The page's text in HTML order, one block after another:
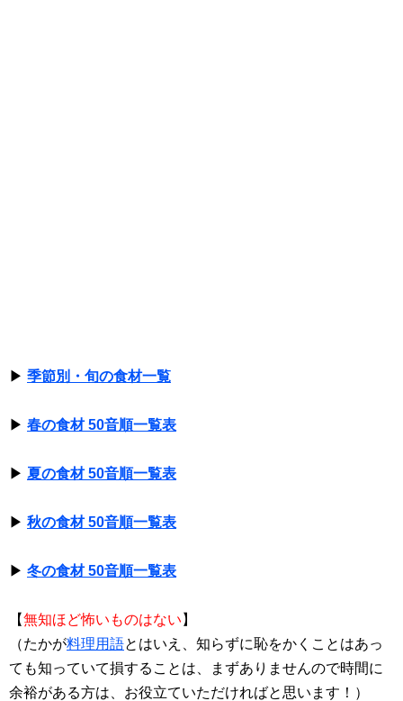
▶ 季節別・旬の食材一覧
▶ 春の食材 50音順一覧表
▶ 夏の食材 50音順一覧表
▶ 秋の食材 50音順一覧表
▶ 冬の食材 50音順一覧表
【無知ほど怖いものはない 】
（たかが料理用語とはいえ、知らずに恥をかくことはあっ
ても知っていて損することは、まずありませんので時間に
余裕がある方は、お役立ていただければと思います！）